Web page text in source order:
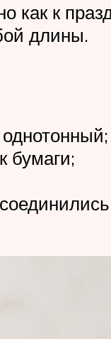
как к
длины.
бумаги;